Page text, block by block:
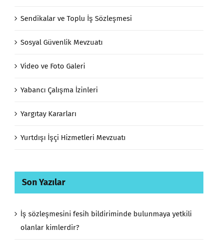
Sendikalar ve Toplu İş Sözleşmesi
Sosyal Güvenlik Mevzuatı
Video ve Foto Galeri
Yabancı Çalışma İzinleri
Yargıtay Kararları
Yurtdışı İşçi Hizmetleri Mevzuatı
Son Yazılar
İş sözleşmesini fesih bildiriminde bulunmaya yetkili
olanlar kimlerdir?